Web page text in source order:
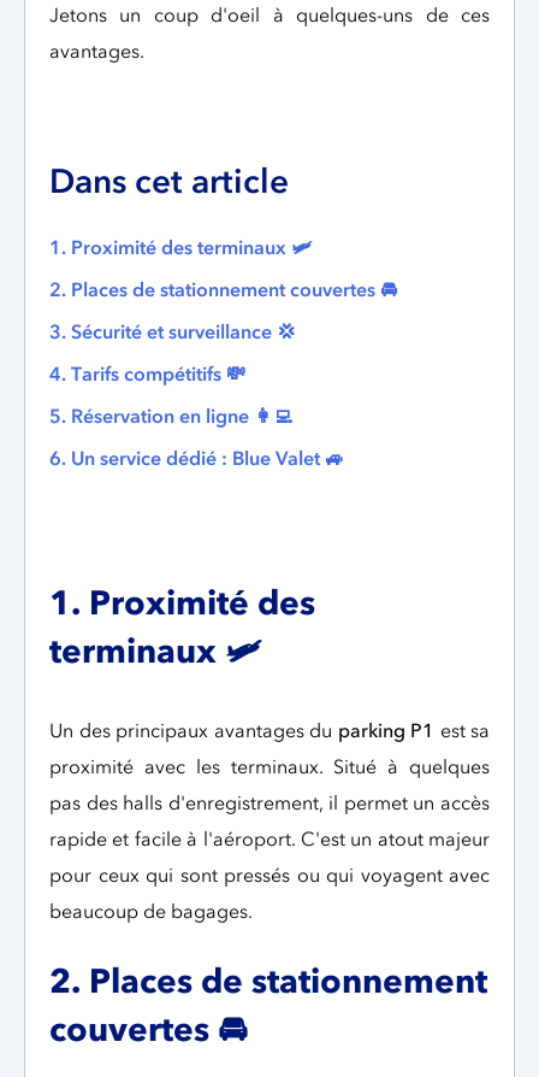
Jetons un coup d'oeil à quelques-uns de ces
avantages.
Dans cet article
1. Proximité des terminaux 🛩
2. Places de stationnement couvertes 🚘
3. Sécurité et surveillance 💢
4. Tarifs compétitifs 💸
5. Réservation en ligne 👩‍💻
6. Un service dédié : Blue Valet 🚙
1. Proximité des
terminaux 🛩
Un des principaux avantages du parking P1 est sa
proximité avec les terminaux. Situé à quelques
pas des halls d'enregistrement, il permet un accès
rapide et facile à l'aéroport. C'est un atout majeur
pour ceux qui sont pressés ou qui voyagent avec
beaucoup de bagages.
2. Places de stationnement
couvertes 🚘